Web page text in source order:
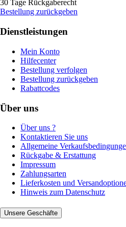
30 Tage Rückgaberecht
Bestellung zurückgeben
Dienstleistungen
Mein Konto
Hilfecenter
Bestellung verfolgen
Bestellung zurückgeben
Rabattcodes
Über uns
Über uns ?
Kontaktieren Sie uns
Allgemeine
Rückgabe & Erstattung
Impressum
Zahlungsarten
Lieferkosten und
Hinweis zum Datenschutz
Unsere Geschäfte